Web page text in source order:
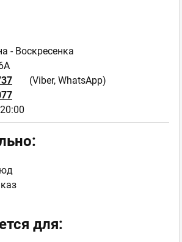
- Воскресенка
(Viber, WhatsApp)
для: